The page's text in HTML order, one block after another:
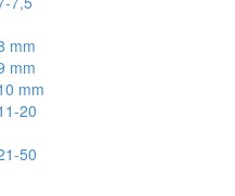
mm
mm
mm
20
50